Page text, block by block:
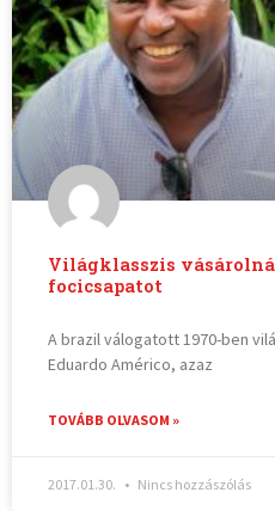
Világklasszis
focicsapatot
A brazil válogatott 1970-ben
Eduardo Américo, azaz
TOVÁBB OLVASOM »
2017.01.30. Nincs hozzászólás